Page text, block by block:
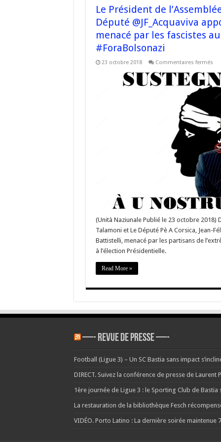
Le Président de
Député @JF_Acquaviva
menacé par les fascistes
#ForaBolsonazi
23 octobre 2018 Commentaires ferméssur
de
de
à
par
les
au
(Unità Naziunale Publié le 23 octobre 2018)
Talamoni et Le Député Pè A Corsica, Jean-
Battistelli, menacé par les partisans de
à l’élection Présidentielle.
Read More »
—- REVUE DE PRESSE —-
Football (Ligue 3) – Un SC Bastia sans impact
DIRECT. Suivez la conférence de presse de
1ère journée de Ligue 3 : le Sporting Club de Bastia
La restauration de la bibliothèque Fesch
VIDÉO. Porto Latino : La dernière soirée maintenue